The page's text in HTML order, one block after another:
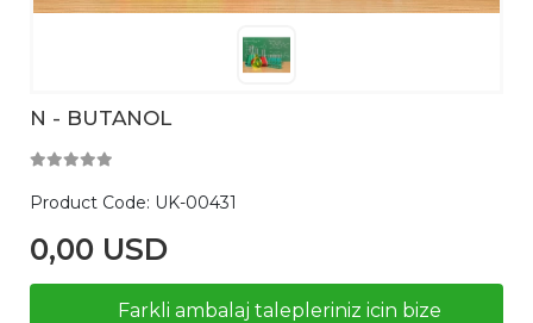
N - BUTANOL
Product Code: UK-00431
0,00 USD
Farkli ambalaj talepleriniz icin bize